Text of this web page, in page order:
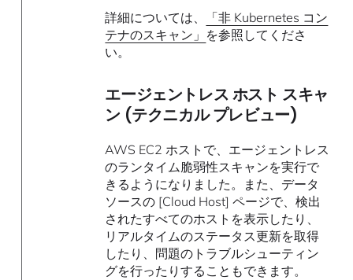
詳細については、
「非 Kubernetes コン
テナのスキャン」 を参照してくださ
い。
エージェントレス ホスト スキャ
ン (テクニカル プレビュー)
AWS EC2 ホストで、エージェントレス
のランタイム脆弱性スキャンを実行で
きるようになりました。また、データ
ソースの [Cloud Host] ページで、検出
されたすべてのホストを表示したり、
リアルタイムのステータス更新を取得
したり、問題のトラブルシューティン
グを行ったりすることもできます。